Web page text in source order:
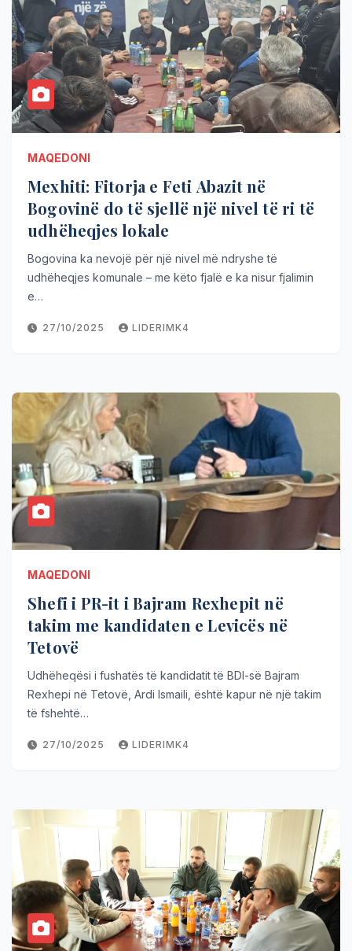
MAQEDONI
Mexhiti: Fitorja e Feti Abazit në
Bogovinë do të sjellë një nivel të ri të
udhëheqjes lokale
Bogovina ka nevojë për një nivel më ndryshe të
udhëheqjes komunale – me këto fjalë e ka nisur fjalimin
e…
27/10/2025 LIDERIMK4
MAQEDONI
Shefi i PR-it i Bajram Rexhepit në
takim me kandidaten e Levicës në
Tetovë
Udhëheqësi i fushatës të kandidatit të BDI-së Bajram
Rexhepi në Tetovë, Ardi Ismaili, është kapur në një takim
të fshehtë…
27/10/2025 LIDERIMK4